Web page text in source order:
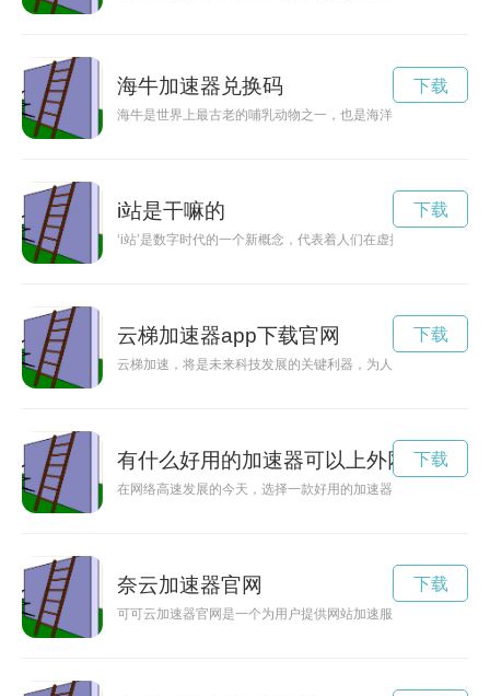
海牛加速器兑换码
海牛是世界上最古老的哺乳动物之一，也是海洋生态系统中的
下载
i站是干嘛的
‘i站’是数字时代的一个新概念，代表着人们在虚拟世界中的存
下载
云梯加速器app下载官网
云梯加速，将是未来科技发展的关键利器，为人类带来更快速、
下载
有什么好用的加速器可以上外网
在网络高速发展的今天，选择一款好用的加速器对于改善网络
下载
奈云加速器官网
可可云加速器官网是一个为用户提供网站加速服务的平台，通
下载